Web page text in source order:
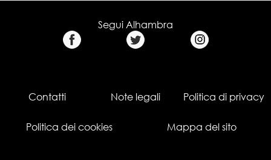
Segui Alhambra
Contatti Note legali Politica di privacy
Politica dei cookies Mappa del sito